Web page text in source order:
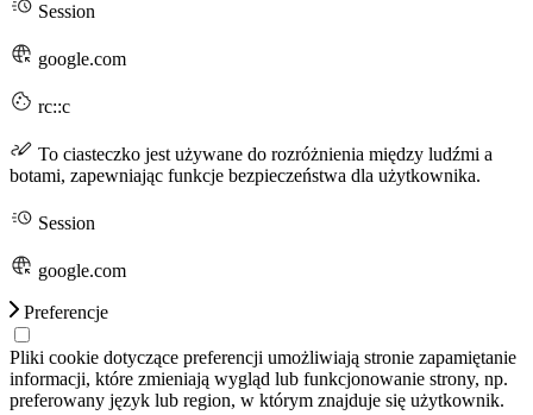
Session
google.com
rc::c
To ciasteczko jest używane do rozróżnienia między ludźmi a
botami, zapewniając funkcje bezpieczeństwa dla użytkownika.
Session
google.com
Preferencje
Pliki cookie dotyczące preferencji umożliwiają stronie zapamiętanie
informacji, które zmieniają wygląd lub funkcjonowanie strony, np.
preferowany język lub region, w którym znajduje się użytkownik.